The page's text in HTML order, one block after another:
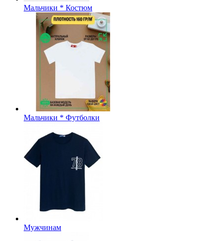
Мальчики * Костюм
Мальчики * Футболки
Мужчинам